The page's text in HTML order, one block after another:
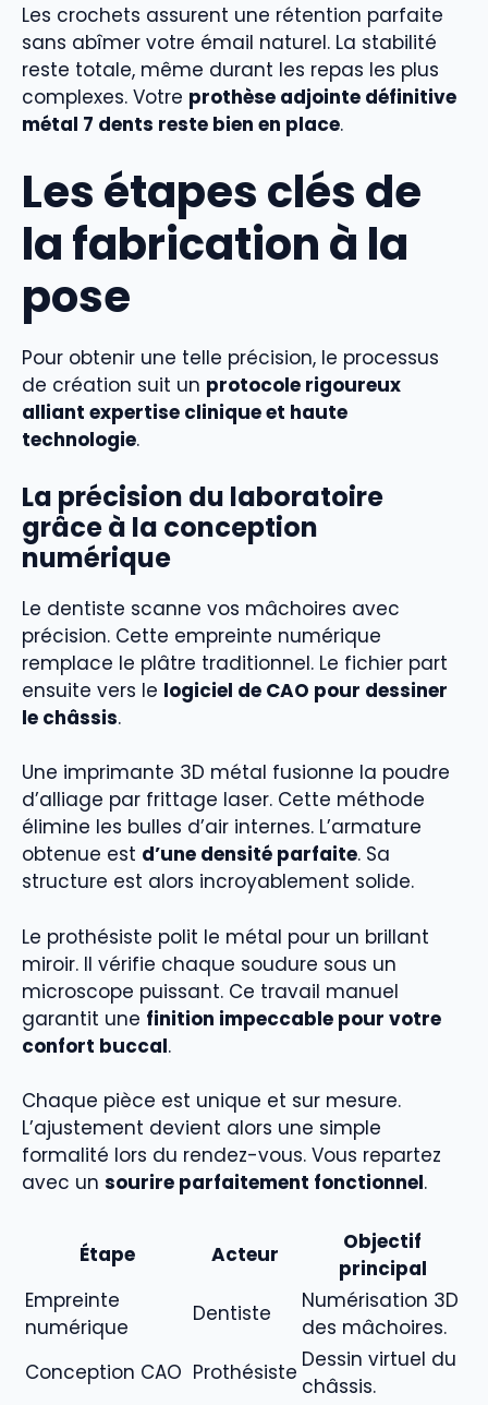
Les crochets assurent une rétention parfaite
sans abîmer votre émail naturel. La stabilité
reste totale, même durant les repas les plus
complexes. Votre prothèse adjointe définitive
métal 7 dents reste bien en place.
Les étapes clés de
la fabrication à la
pose
Pour obtenir une telle précision, le processus
de création suit un protocole rigoureux
alliant expertise clinique et haute
technologie.
La précision du laboratoire
grâce à la conception
numérique
Le dentiste scanne vos mâchoires avec
précision. Cette empreinte numérique
remplace le plâtre traditionnel. Le fichier part
ensuite vers le logiciel de CAO pour dessiner
le châssis.
Une imprimante 3D métal fusionne la poudre
d’alliage par frittage laser. Cette méthode
élimine les bulles d’air internes. L’armature
obtenue est d’une densité parfaite. Sa
structure est alors incroyablement solide.
Le prothésiste polit le métal pour un brillant
miroir. Il vérifie chaque soudure sous un
microscope puissant. Ce travail manuel
garantit une finition impeccable pour votre
confort buccal.
Chaque pièce est unique et sur mesure.
L’ajustement devient alors une simple
formalité lors du rendez-vous. Vous repartez
avec un sourire parfaitement fonctionnel.
Étape Acteur
Objectif
principal
Empreinte
numérique
Dentiste
Numérisation 3D
des mâchoires.
Conception CAO Prothésiste Dessin virtuel du
châssis.